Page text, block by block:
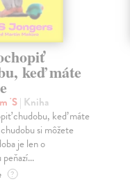
keď máte
'S| Kniha
chudobu, keď máte
si môžete
je len o
?